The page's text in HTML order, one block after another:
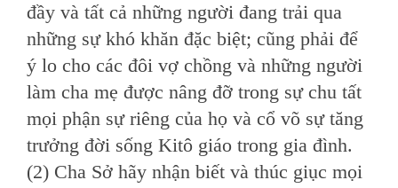
đầy và tất cả những người đang trải qua
những sự khó khăn đặc biệt; cũng phải để
ý lo cho các đôi vợ chồng và những người
làm cha mẹ được nâng đỡ trong sự chu tất
mọi phận sự riêng của họ và cổ võ sự tăng
trưởng đời sống Kitô giáo trong gia đình.
(2) Cha Sở hãy nhận biết và thúc giục mọi